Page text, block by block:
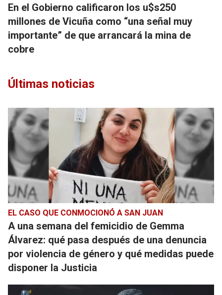
En el Gobierno calificaron los u$s250
millones de Vicuña como “una señal muy
importante” de que arrancará la mina de
cobre
Últimas noticias
EL CASO QUE CONMOCIONÓ A SAN JUAN
A una semana del femicidio de Gemma
Álvarez: qué pasa después de una denuncia
por violencia de género y qué medidas puede
disponer la Justicia